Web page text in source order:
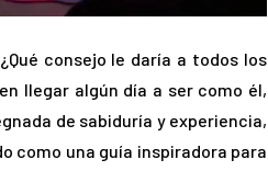
consejo le daría a todos los
llegar algún día a ser como él,
de sabiduría y experiencia,
como una guía inspiradora para